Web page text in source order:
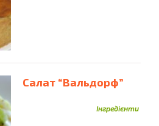
Салат “Вальдорф”
Інгредієнти